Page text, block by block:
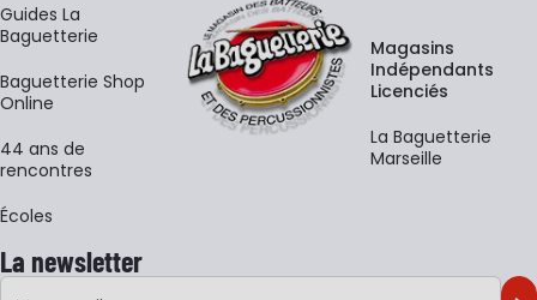
Guides La
Baguetterie
Baguetterie Shop
Online
44 ans de
rencontres
Écoles
Magasins
Indépendants
Licenciés
La Baguetterie
Marseille
La newsletter
Adresse e-mail